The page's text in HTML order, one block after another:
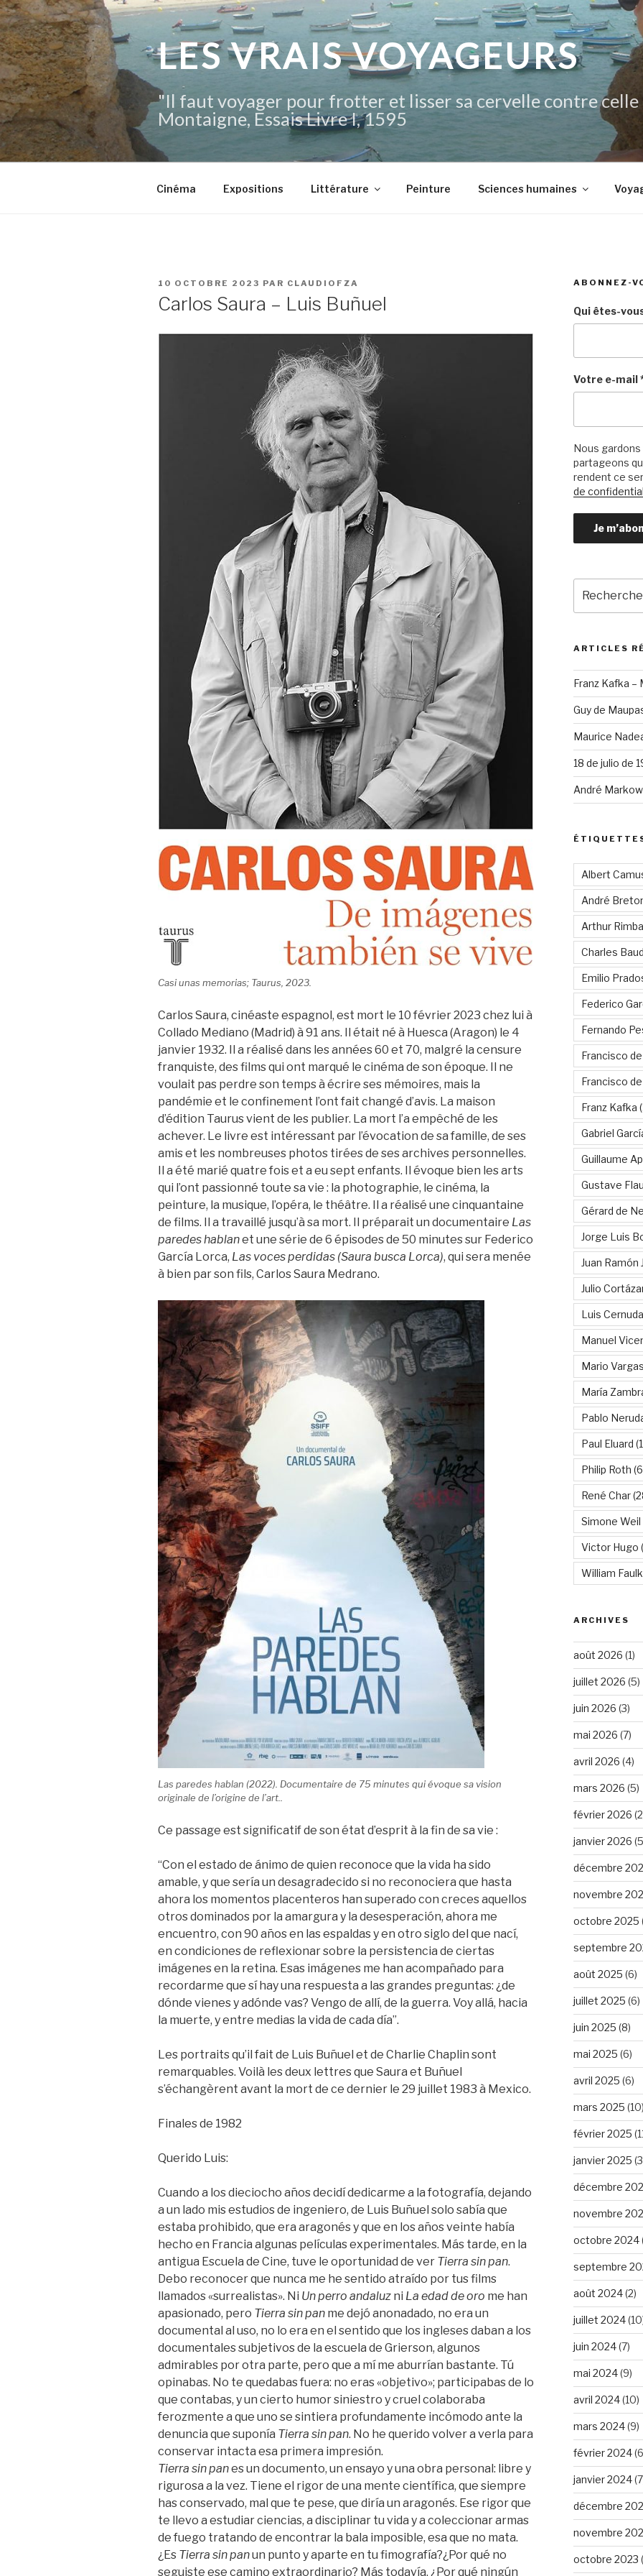
Aller
au
contenu
principal
LES VRAIS VOYAGEURS
"Il faut voyager pour frotter et lisser sa cervelle contre
Montaigne, Essais Livre I, 1595
Cinéma Expositions Littérature Peinture Sciences humaines
PUBLIÉ
10 OCTOBRE 2023 PAR CLAUDIOFZA
Carlos Saura – Luis Buñuel
Casi unas memorias; Taurus, 2023.
Carlos Saura, cinéaste espagnol, est mort le 10 février 2023 chez lui à
Collado Mediano (Madrid) à 91 ans. Il était né à Huesca (Aragon) le 4
janvier 1932. Il a réalisé dans les années 60 et 70, malgré la censure
franquiste, des films qui ont marqué le cinéma de son époque. Il ne
voulait pas perdre son temps à écrire ses mémoires, mais la
pandémie et le confinement l’ont fait changé d’avis. La maison
d’édition Taurus vient de les publier. La mort l’a empêché de les
achever. Le livre est intéressant par l’évocation de sa famille, de ses
amis et les nombreuses photos tirées de ses archives personnelles.
Il a été marié quatre fois et a eu sept enfants. Il évoque bien les arts
qui l’ont passionné toute sa vie : la photographie, le cinéma, la
peinture, la musique, l’opéra, le théâtre. Il a réalisé une cinquantaine
de films. Il a travaillé jusqu’à sa mort. Il préparait un documentaire Las
paredes hablanet une série de 6 épisodes de 50 minutes sur Federico
García Lorca, Las voces perdidas (Saura busca Lorca), qui sera menée
à bien par son fils, Carlos Saura Medrano.
Las paredes hablan (2022). Documentaire de 75 minutes qui évoque sa vision
originale de l’origine de l’art..
Ce passage est significatif de son état d’esprit à la fin de sa vie :
“Con el estado de ánimo de quien reconoce que la vida ha sido
amable, y que sería un desagradecido si no reconociera que hasta
ahora los momentos placenteros han superado con creces aquellos
otros dominados por la amargura y la desesperación, ahora me
encuentro, con 90 años en las espaldas y en otro siglo del que nací,
en condiciones de reflexionar sobre la persistencia de ciertas
imágenes en la retina. Esas imágenes me han acompañado para
recordarme que sí hay una respuesta a las grandes preguntas: ¿de
dónde vienes y adónde vas? Vengo de allí, de la guerra. Voy allá, hacia
la muerte, y entre medias la vida de cada día”.
Les portraits qu’il fait de Luis Buñuel et de Charlie Chaplin sont
remarquables. Voilà les deux lettres que Saura et Buñuel
s’échangèrent avant la mort de ce dernier le 29 juillet 1983 à Mexico.
Finales de 1982
Querido Luis:
Cuando a los dieciocho años decidí dedicarme a la fotografía, dejando
a un lado mis estudios de ingeniero, de Luis Buñuel solo sabía que
estaba prohibido, que era aragonés y que en los años veinte había
hecho en Francia algunas películas experimentales. Más tarde, en la
antigua Escuela de Cine, tuve le oportunidad de ver Tierra sin pan.
Debo reconocer que nunca me he sentido atraído por tus films
llamados «surrealistas». Ni Un perro andaluz ni La edad de oro me han
apasionado, pero Tierra sin pan me dejó anonadado, no era un
documental al uso, no lo era en el sentido que los ingleses daban a los
documentales subjetivos de la escuela de Grierson, algunos
admirables por otra parte, pero que a mí me aburrían bastante. Tú
opinabas. No te quedabas fuera: no eras «objetivo»; participabas de lo
que contabas, y un cierto humor siniestro y cruel colaboraba
ferozmente a que uno se sintiera profundamente incómodo ante la
denuncia que suponía Tierra sin pan. No he querido volver a verla para
conservar intacta esa primera impresión.
Tierra sin panes un documento, un ensayo y una obra personal: libre y
rigurosa a la vez. Tiene el rigor de una mente científica, que siempre
has conservado, mal que te pese, que diría un aragonés. Ese rigor que
te llevo a estudiar ciencias, a disciplinar tu vida y a coleccionar armas
de fuego tratando de encontrar la bala imposible, esa que no mata.
¿Es Tierra sin panun punto y aparte en tu fimografía?¿Por qué no
seguiste ese camino extraordinario? Más todavía, ¿Por qué ningún
ABONNEZ-
Qui êtes-
Votre e-mail
Nous
partageons
rendent ce
de
pour
:
ARTICLES
Franz Kafka –
Guy de
Maurice
18 de julio de
André
Albert
André
Arthur
Charles
Emilio
Federico
Fernando
Francisco
Francisco
Franz Kafka
Gabriel
Guillaume
Gustave
Gérard de
Jorge Luis
Juan Ramón
Julio
Luis Cernuda
Manuel
Mario
María
Pablo
Paul Eluard
Philip Roth
René Char
Simone Weil
Victor Hugo
William
ARCHIVES
août 2026 (1)
juillet 2026 (5)
juin 2026 (3)
mai 2026 (7)
avril 2026 (4)
mars 2026 (5)
février 2026
janvier 2026
décembre
novembre
octobre 2025
septembre
août 2025 (6)
juillet 2025 (6)
juin 2025 (8)
mai 2025 (6)
avril 2025 (6)
mars 2025 (10)
février 2025
janvier 2025
décembre
novembre
octobre 2024
septembre
août 2024(2)
juillet 2024
juin 2024(7)
mai 2024(9)
avril 2024(10)
mars 2024(9)
février 2024
janvier 2024
décembre
novembre
octobre 2023